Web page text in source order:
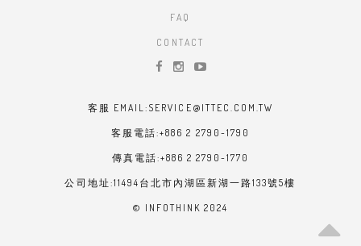
FAQ
CONTACT
客服 EMAIL:SERVICE@ITTEC.COM.TW
客服電話:+886 2 2790-1790
傳真電話:+886 2 2790-1770
公司地址:11494台北市內湖區新湖一路133號5樓
© INFOTHINK 2024